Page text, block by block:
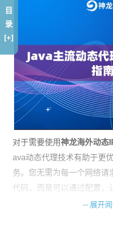
对于需要使用神龙海外动态
ava动态代理技术有助于更
务。您无需为每一个网络请
代码，而是可以通过配置，
态地附加到您的网络客户端
-- 展开
目
录
[+]